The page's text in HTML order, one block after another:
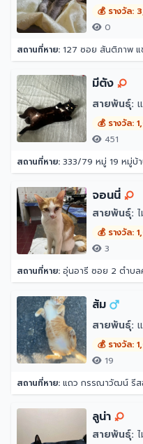
💰 รางวัล:
0
สถานที่หาย: 127 ซอย สันติภาพ แขว
มีตัง
สายพันธุ์:
💰 รางวัล:
451
สถานที่หาย: 333/79 หมู่ 19 หมู่บ้านกิตตินครก
จอนนี่
สายพันธุ์:
💰 รางวัล:
3
สถานที่หาย: อุ่นอารี ซอย 2 ตำบลศ
ส้ม
สายพันธุ์:
💰 รางวัล:
19
สถานที่หาย: แถว กรรณาวัฒน์ รีสอร์
ลูน่า
สายพันธุ์: